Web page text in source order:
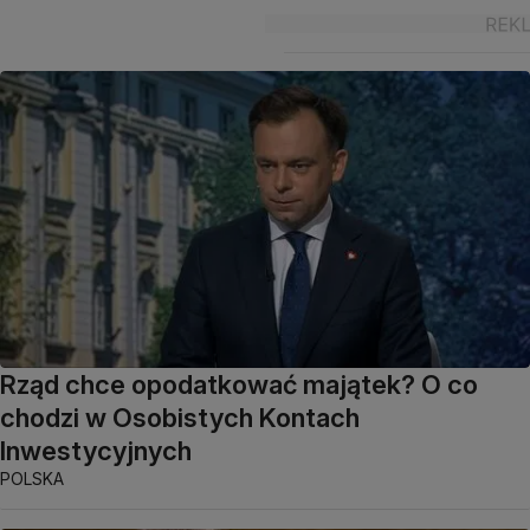
Rząd chce opodatkować majątek? O co
chodzi w Osobistych Kontach
Inwestycyjnych
POLSKA